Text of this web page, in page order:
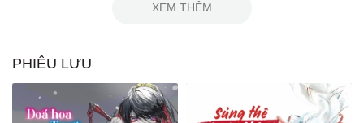
XEM THÊM
PHIÊU LƯU